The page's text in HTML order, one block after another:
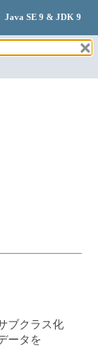
Java SE 9 & JDK 9
ブクラス化
ータを